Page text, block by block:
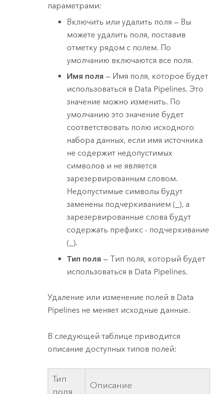
параметрами:
Включить или удалить поля — Вы
можете удалить поля, поставив
отметку рядом с полем. По
умолчанию включаются все поля.
Имя поля — Имя поля, которое будет
использоваться в Data Pipelines. Это
значение можно изменить. По
умолчанию это значение будет
соответствовать полю исходного
набора данных, если имя источника
не содержит недопустимых
символов и не является
зарезервированным словом.
Недопустимые символы будут
заменены подчеркиванием (_), а
зарезервированные слова будут
содержать префикс - подчеркивание
(_).
Тип поля — Тип поля, который будет
использоваться в Data Pipelines.
Удаление или изменение полей в Data
Pipelines не меняет исходные данные.
В следующей таблице приводится
описание доступных типов полей:
Тип
поля
Описание